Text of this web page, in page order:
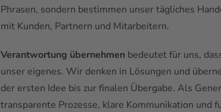
Phrasen, sondern bestimmen unser tägliches
mit Kunden, Partnern und Mitarbeitern.
Verantwortung übernehmen bedeutet für uns,
unser eigenes. Wir denken in Lösungen und
der ersten Idee bis zur finalen Übergabe. Als
transparente Prozesse, klare Kommunikation und